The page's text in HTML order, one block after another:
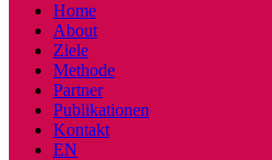
Home
About
Ziele
Methode
Partner
Publikationen
Kontakt
EN